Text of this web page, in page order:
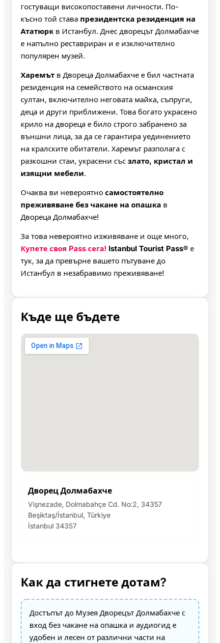
гостуващи високопоставени личности. По-
късно той става президентска резиденция на
Ататюрк в Истанбул. Днес дворецът Долмабахче
е напълно реставриран и е изключително
популярен музей.
Харемът в Двореца Долмабахче е бил частната
резиденция на семейството на османския
султан, включително неговата майка, съпруги,
деца и други приближени. Това богато украсено
крило на двореца е било строго забранено за
външни лица, за да се гарантира уединението
на кралските обитатели. Харемът разполага с
разкошни стаи, украсени със злато, кристал и
изящни мебели.
Очаква ви невероятно самостоятелно
преживяване без чакане на опашка в
Двореца Долмабахче!
За това невероятно изживяване и още много,
Купете своя Pass сега! Istanbul Tourist Pass® е
тук, за да превърне вашето пътуване до
Истанбул в незабравимо преживяване!
Къде ще бъдете
Дворец Долмабахче
Vişnezade, Dolmabahçe Cd. No:2, 34357
Beşiktaş/İstanbul, Türkiye
İstanbul 34357
Как да стигнете дотам?
Достъпът до Музея Дворецът Долмабахче с
вход без чакане на опашка и аудиогид е
удобен и лесен от различни части на